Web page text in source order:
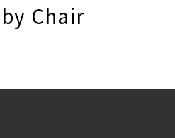
Chair